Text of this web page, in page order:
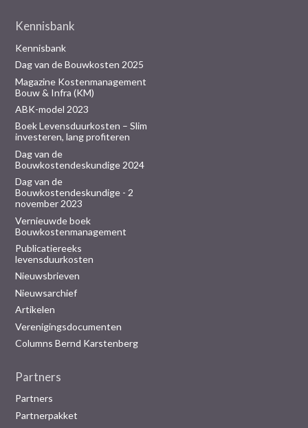
Kennisbank
Kennisbank
Dag van de Bouwkosten 2025
Magazine Kostenmanagement
Bouw & Infra (KM)
ABK-model 2023
Boek Levensduurkosten – Slim
investeren, lang profiteren
Dag van de
Bouwkostendeskundige 2024
Dag van de
Bouwkostendeskundige - 2
november 2023
Vernieuwde boek
Bouwkostenmanagement
Publicatiereeks
levensduurkosten
Nieuwsbrieven
Nieuwsarchief
Artikelen
Verenigingsdocumenten
Columns Bernd Karstenberg
Partners
Partners
Partnerpakket